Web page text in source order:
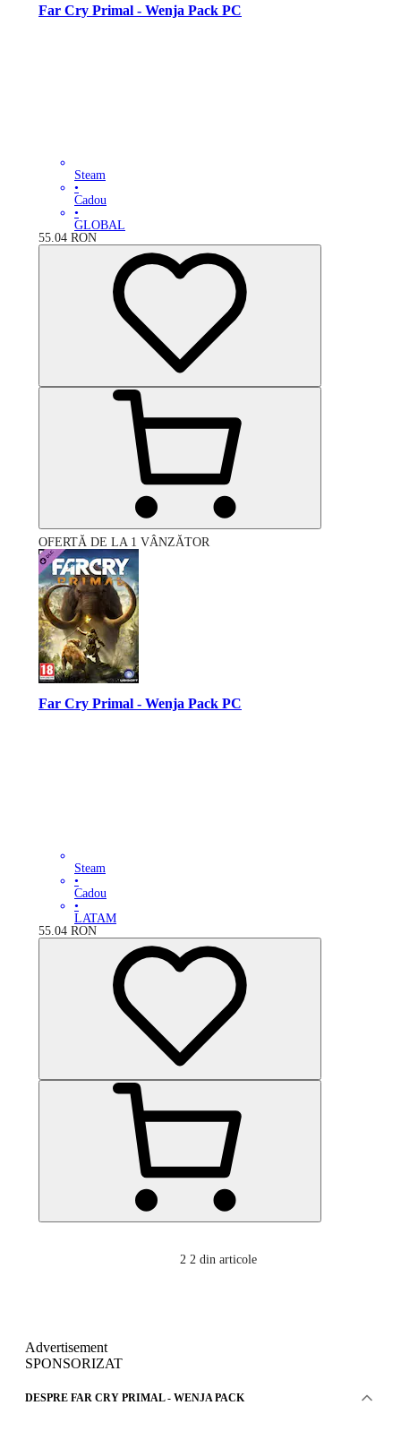
Far Cry Primal - Wenja Pack PC
Steam
•
Cadou
•
GLOBAL
55.04 RON
OFERTĂ DE LA 1 VÂNZĂTOR
Far Cry Primal - Wenja Pack PC
Steam
•
Cadou
•
LATAM
55.04 RON
2 2 din articole
Advertisement
SPONSORIZAT
DESPRE FAR CRY PRIMAL - WENJA PACK